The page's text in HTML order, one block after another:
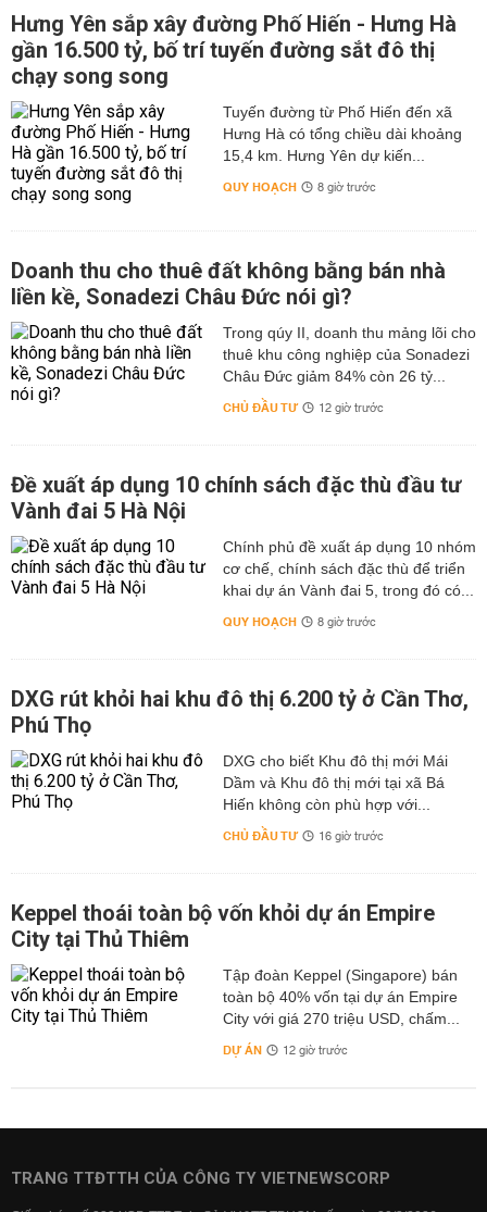
Hưng Yên sắp xây đường Phố Hiến - Hưng Hà
gần 16.500 tỷ, bố trí tuyến đường sắt đô thị
chạy song song
Tuyến đường từ Phố Hiến đến xã
Hưng Hà có tổng chiều dài khoảng
15,4 km. Hưng Yên dự kiến...
QUY HOẠCH 8 giờ trước
Doanh thu cho thuê đất không bằng bán nhà
liền kề, Sonadezi Châu Đức nói gì?
Trong qúy II, doanh thu mảng lõi cho
thuê khu công nghiệp của Sonadezi
Châu Đức giảm 84% còn 26 tỷ...
CHỦ ĐẦU TƯ 12 giờ trước
Đề xuất áp dụng 10 chính sách đặc thù đầu tư
Vành đai 5 Hà Nội
Chính phủ đề xuất áp dụng 10 nhóm
cơ chế, chính sách đặc thù để triển
khai dự án Vành đai 5, trong đó có...
QUY HOẠCH 8 giờ trước
DXG rút khỏi hai khu đô thị 6.200 tỷ ở Cần Thơ,
Phú Thọ
DXG cho biết Khu đô thị mới Mái
Dầm và Khu đô thị mới tại xã Bá
Hiến không còn phù hợp với...
CHỦ ĐẦU TƯ 16 giờ trước
Keppel thoái toàn bộ vốn khỏi dự án Empire
City tại Thủ Thiêm
Tập đoàn Keppel (Singapore) bán
toàn bộ 40% vốn tại dự án Empire
City với giá 270 triệu USD, chấm...
DỰ ÁN 12 giờ trước
TRANG TTĐTTH CỦA CÔNG TY VIETNEWSCORP